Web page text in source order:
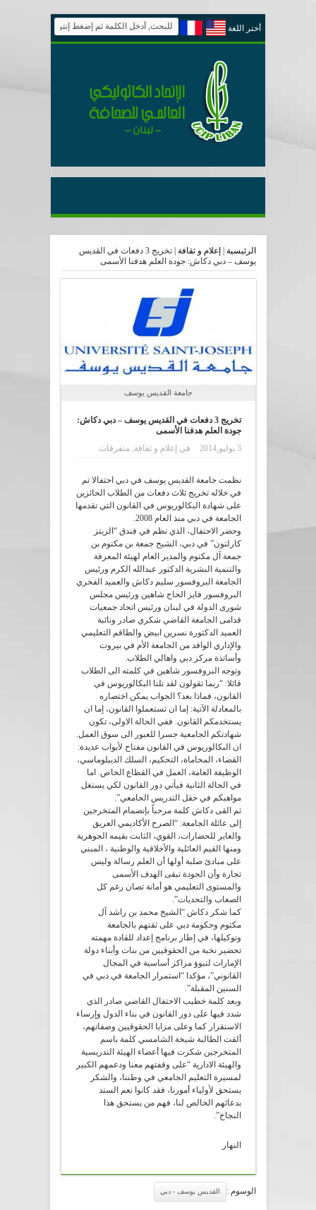
أختر اللغة
الرئيسية إعلام و ثقافة |
تخريج 3 دفعات في القديس
يوسف – دبي دكاش: جودة العلم هدفنا الأسمى
جامعة القديس يوسف
تخريج 3 دفعات في القديس يوسف – دبي دكاش:
جودة العلم هدفنا الأسمى
3 يوليو,2014
في إعلام و ثقافة,متفرقات
نظمت جامعة القديس يوسف في دبي احتفالا تم
في خلاله تخريج ثلاث دفعات من الطلاب الحائزين
على شهادة البكالوريوس في القانون التي تقدمها
الجامعة في دبي منذ العام 2008.
وحضر الاحتفال، الذي نظم في فندق “الريتز
كارلتون” في دبي، الشيخ جمعة بن مكتوم بن
جمعة آل مكتوم والمدير العام لهيئة المعرفة
والتنمية البشرية الدكتور عبدالله الكرم ورئيس
الجامعة البروفسور سليم دكاش والعميد الفخري
البروفسور فايز الحاج شاهين ورئيس مجلس
شورى الدولة في لبنان ورئيس اتحاد جمعيات
قدامى الجامعة القاضي شكري صادر ونائبة
العميد الدكتورة نسرين ابيض والطاقم التعليمي
والإداري الوافد من الجامعة الأم في بيروت
وأساتذة مركز دبي واهالي الطلاب.
وتوجه البروفسور شاهين في كلمته الى الطلاب
قائلا: “ربما تقولون لقد نلنا البكالوريوس في
القانون، فماذا بعد؟ الجواب يمكن اختصاره
بالمعادلة الآتية: إما ان تستعملوا القانون، إما ان
يستخدمكم القانون. ففي الحالة الاولى، تكون
شهادتكم الجامعية جسرا للعبور الى سوق العمل.
ان البكالوريوس في القانون مفتاح لأبواب عديدة:
القضاء، المحاماة، التحكيم، السلك الديبلوماسي،
الوظيفة العامة، العمل في القطاع الخاص. اما
في الحالة الثانية فيأتي دور القانون لكي يستغل
مواهبكم في حقل التدريس الجامعي”.
ثم القى دكاش كلمة مرحباً بإنضمام المتخرجين
إلى عائلة الجامعة: “الصرح الأكاديمي العريق
والعابر للحضارات، القوي، الثابت بقيمه الجوهرية
ومنها القيم العائلية والأخلاقية والوطنية ، المبني
على مبادئ صلبة أولها أن العلم رسالة وليس
تجارة وأن الجودة تبقى الهدف الأسمى
والمستوى التعليمي هو أمانة تصان رغم كل
الصعاب والتحديات”.
كما شكر دكاش “الشيخ محمد بن راشد آل
مكتوم وحكومة دبي على ثقتهم بالجامعة
وتوكيلها، في إطار برنامج إعداد للقادة مهمته
تحضير نخبة من الحقوقيين من بنات وأبناء دولة
الإمارات لتبوؤ مراكز أساسية في المجال
القانوني”، مؤكدا “استمرار الجامعة في دبي في
السنين المقبلة”.
وبعد كلمة خطيب الاحتفال القاضي صادر الذي
شدد فيها على دور القانون في بناء الدول وإرساء
الاستقرار كما وعلى مزايا الحقوقيين وصفاتهم،
ألقت الطالبة شيخة الشامسي كلمة باسم
المتخرجين شكرت فيها أعضاء الهيئة التدريسية
والهيئة الادارية “على وقفتهم معنا ودعمهم الكبير
لمسيرة التعليم الجامعي في وطننا، والشكر
يستحق لأولياء أمورنا، فقد كانوا نعم السند
بدعائهم الخالص لنا، فهم من يستحق هذا
النجاح”.
النهار
الوسوم : القديس يوسف - دبي